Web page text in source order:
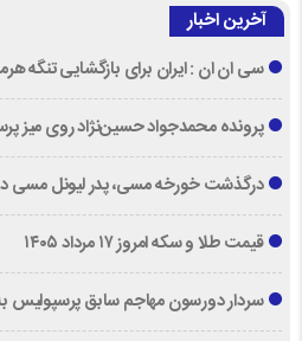
آخرین اخبار
سی ان ان : ایران برای بازگشایی تنگه
پرونده محمدجواد حسین‌نژاد روی میز
درگذشت خورخه مسی، پدر لیونل مسی در ۶۸
قیمت طلا و سکه امروز ۱۷ مرداد ۱۴۰۵
سردار دورسون مهاجم سابق پرسپولیس